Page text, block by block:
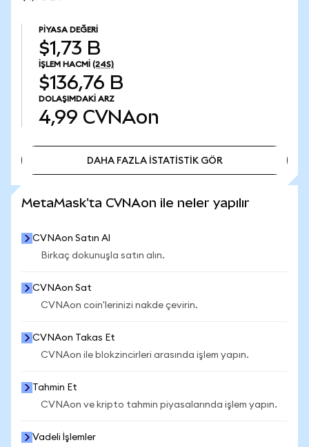
PIYASA DEĞERI
$1,73 B
İŞLEM HACMI (24S)
$136,76 B
DOLAŞIMDAKI ARZ
4,99 CVNAon
DAHA FAZLA İSTATİSTİK GÖR
MetaMask'ta CVNAon ile neler yapılır
CVNAon Satın Al
Birkaç dokunuşla satın alın.
CVNAon Sat
CVNAon coin'lerinizi nakde çevirin.
CVNAon Takas Et
CVNAon ile blokzincirleri arasında işlem yapın.
Tahmin Et
CVNAon ve kripto tahmin piyasalarında işlem yapın.
Vadeli İşlemler